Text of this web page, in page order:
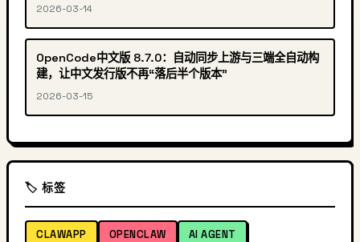
2026-03-14
OpenCode中文版 8.7.0：自动同步上游与三端全自动构
建，让中文发行版不再“落后半个版本”
2026-03-15
🏷️ 标签
CLAWAPP OPENCLAW AI AGENT